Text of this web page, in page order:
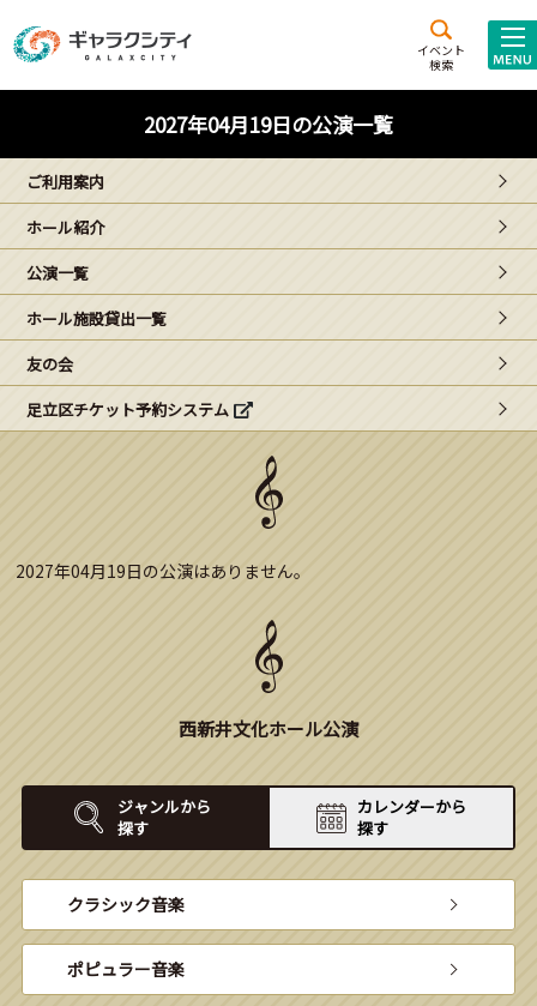
イベント
検索
施設案内
西新井
文化ホール
ギャラクシティとは
こどもみーてぃんぐ
Gがくえん
ブランドからのお知らせ
2027年04月19日の公演一覧
ご利用案内
ホール紹介
公演一覧
ホール施設貸出一覧
友の会
足立区チケット予約システム
2027年04月19日の公演はありません。
西新井文化ホール公演
ジャンルから
探す
カレンダーから
探す
クラシック音楽
ポピュラー音楽